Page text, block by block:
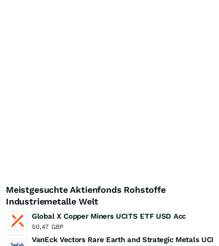
Meistgesuchte Aktienfonds Rohstoffe
Industriemetalle Welt
Global X Copper Miners UCITS ETF USD Acc
50,47 GBP
VanEck Vectors Rare Earth and Strategic Metals